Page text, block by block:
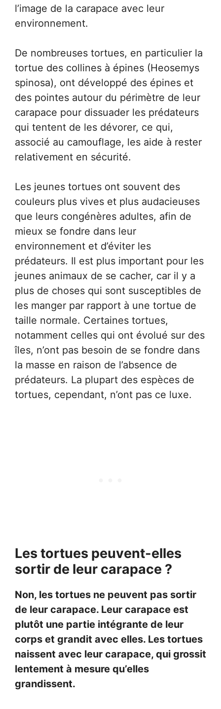
l’image de la carapace avec leur
environnement.
De nombreuses tortues, en particulier la
tortue des collines à épines (Heosemys
spinosa), ont développé des épines et
des pointes autour du périmètre de leur
carapace pour dissuader les prédateurs
qui tentent de les dévorer, ce qui,
associé au camouflage, les aide à rester
relativement en sécurité.
Les jeunes tortues ont souvent des
couleurs plus vives et plus audacieuses
que leurs congénères adultes, afin de
mieux se fondre dans leur
environnement et d’éviter les
prédateurs. Il est plus important pour les
jeunes animaux de se cacher, car il y a
plus de choses qui sont susceptibles de
les manger par rapport à une tortue de
taille normale. Certaines tortues,
notamment celles qui ont évolué sur des
îles, n’ont pas besoin de se fondre dans
la masse en raison de l’absence de
prédateurs. La plupart des espèces de
tortues, cependant, n’ont pas ce luxe.
Les tortues peuvent-elles
sortir de leur carapace ?
Non, les tortues ne peuvent pas sortir
de leur carapace. Leur carapace est
plutôt une partie intégrante de leur
corps et grandit avec elles. Les tortues
naissent avec leur carapace, qui grossit
lentement à mesure qu’elles
grandissent.